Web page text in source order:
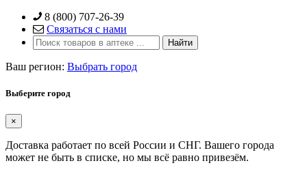
Skip
content
8 (800) 707-26-39
Связаться с нами
Ваш регион: Выбрать город
Выберите город
×
Доставка работает по всей России и СНГ. Вашего города
может не быть в списке, но мы всё равно привезём.